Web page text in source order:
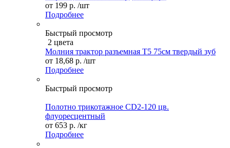
от 199 р. /шт
Подробнее
Быстрый просмотр
2 цвета
Молния трактор разъемная Т5 75см твердый зуб
от 18,68 р. /шт
Подробнее
Быстрый просмотр
Полотно трикотажное СD2-120 цв.
флуоресцентный
от 653 р. /кг
Подробнее